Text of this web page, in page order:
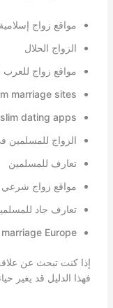
مواقع زواج إسلامية
الزواج الحلال
مواقع زواج للعرب
marriage sites
dating apps
الزواج للمسلمين
تعارف للمسلمين
مواقع زواج شرعي
تعارف جاد
Europe
إذا كنت تبحث عن
فهذا الدليل قد يغير